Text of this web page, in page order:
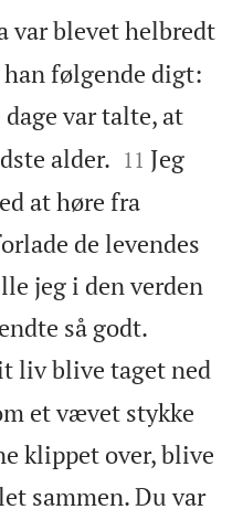
var blevet helbredt
følgende digt:
var talte, at
alder. 

11 Jeg
at høre fra
de levendes
jeg i den verden
så godt.
liv blive taget ned
et vævet stykke
klippet over, blive
sammen. Du var